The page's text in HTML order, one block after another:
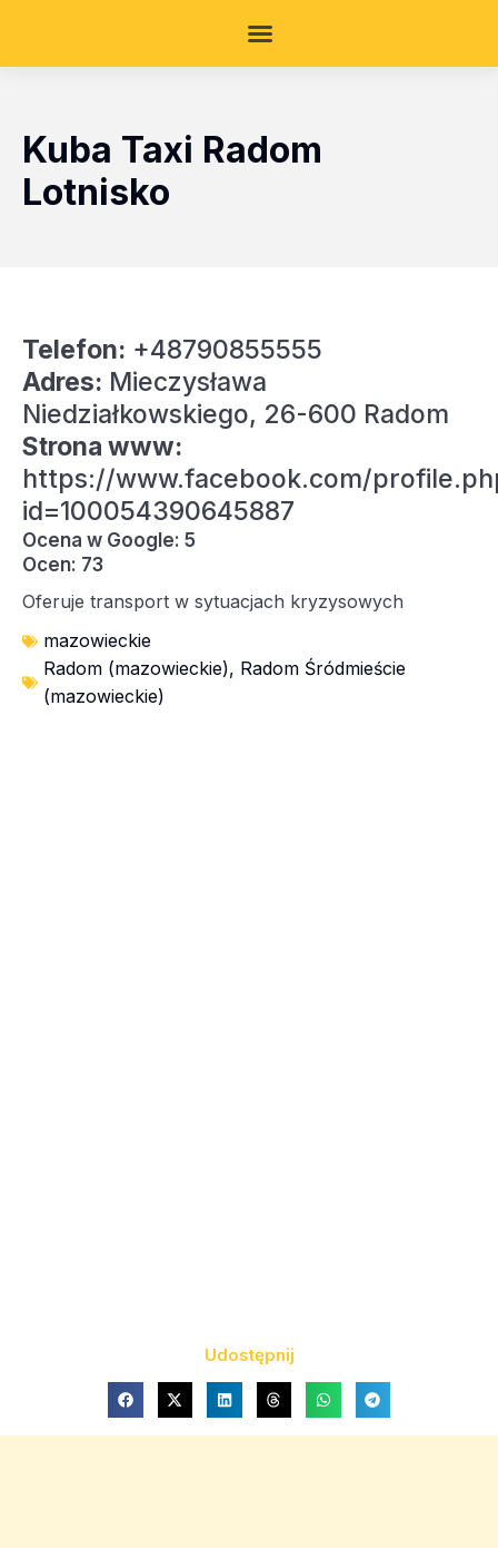
Kuba Taxi Radom
Lotnisko
Telefon: +48790855555
Adres: Mieczysława
Niedziałkowskiego, 26-600 Radom
Strona www:
https://www.facebook.com/
id=100054390645887
Ocena w Google: 5
Ocen: 73
Oferuje transport w sytuacjach kryzysowych
mazowieckie
Radom (mazowieckie), Radom Śródmieście
(mazowieckie)
Udostępnij